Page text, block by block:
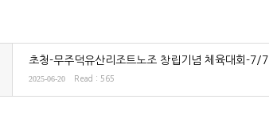
초청-무주덕유산리조트노조 창립기념 체육대회-7/7
2025-06-20 Read : 565